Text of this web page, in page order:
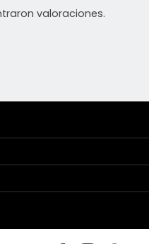
valoraciones.